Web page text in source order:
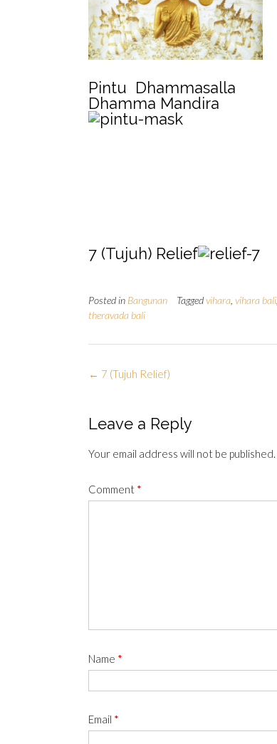
Pintu Dhammasalla
Dhamma Mandira
7 (Tujuh) Relief
Posted in Bangunan Taggedvihara vihara bali
theravada bali
Post
← 7 (Tujuh Relief)
Leave a Reply
Your email address will not be published.
Comment *
Name *
Email *